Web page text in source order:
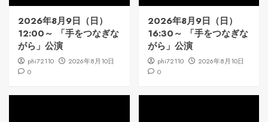
2026年8月9日（日）
12:00～ 「手をつなぎな
がら」公演
phi72110
2026年8月10日
0
2026年8月9日（日）
16:30～ 「手をつなぎな
がら」公演
phi72110
2026年8月10日
0